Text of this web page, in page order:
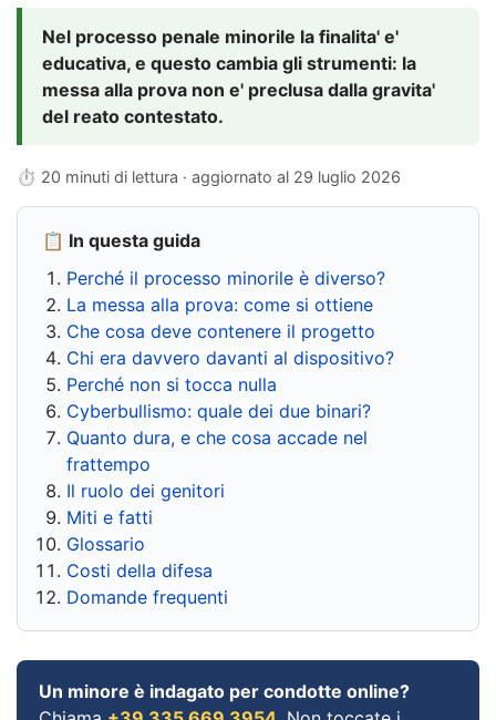
Nel processo penale minorile la finalita' e'
educativa, e questo cambia gli strumenti: la
messa alla prova non e' preclusa dalla gravita'
del reato contestato.
⏱ 20 minuti di lettura · aggiornato al 29 luglio 2026
📋 In questa guida
Perché il processo minorile è diverso?
La messa alla prova: come si ottiene
Che cosa deve contenere il progetto
Chi era davvero davanti al dispositivo?
Perché non si tocca nulla
Cyberbullismo: quale dei due binari?
Quanto dura, e che cosa accade nel
frattempo
Il ruolo dei genitori
Miti e fatti
Glossario
Costi della difesa
Domande frequenti
Un minore è indagato per condotte online?